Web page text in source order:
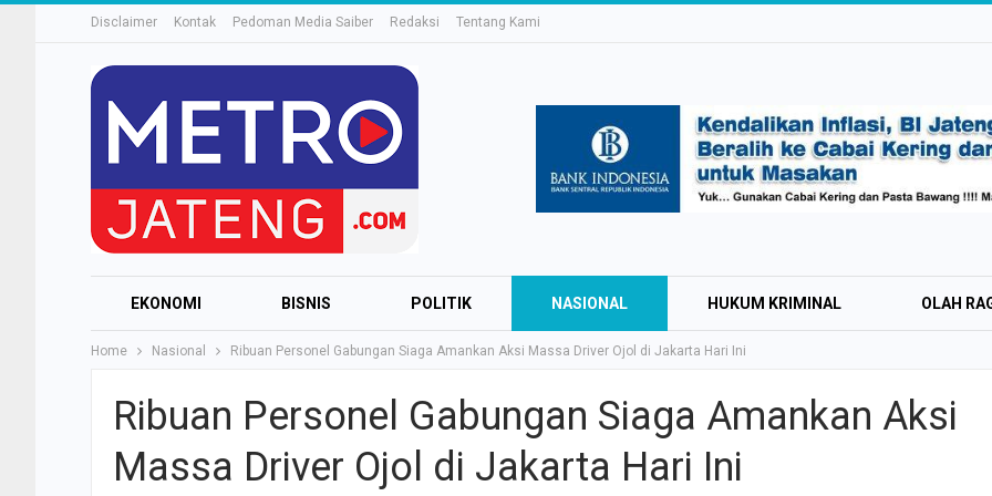
Disclaimer Kontak Pedoman Media Saiber Redaksi Tentang Kami
EKONOMI BISNIS POLITIK NASIONAL HUKUM KRIMINAL OLAH
OTOMOTIF TEKNOLOGI ELEKTRONIK HIBURAN
KULINER
Home Nasional Ribuan Personel Gabungan Siaga Amankan Aksi Massa Driver Ojol di Jakarta Hari Ini
Ribuan Personel Gabungan Siaga Amankan Aksi
Massa Driver Ojol di Jakarta Hari Ini